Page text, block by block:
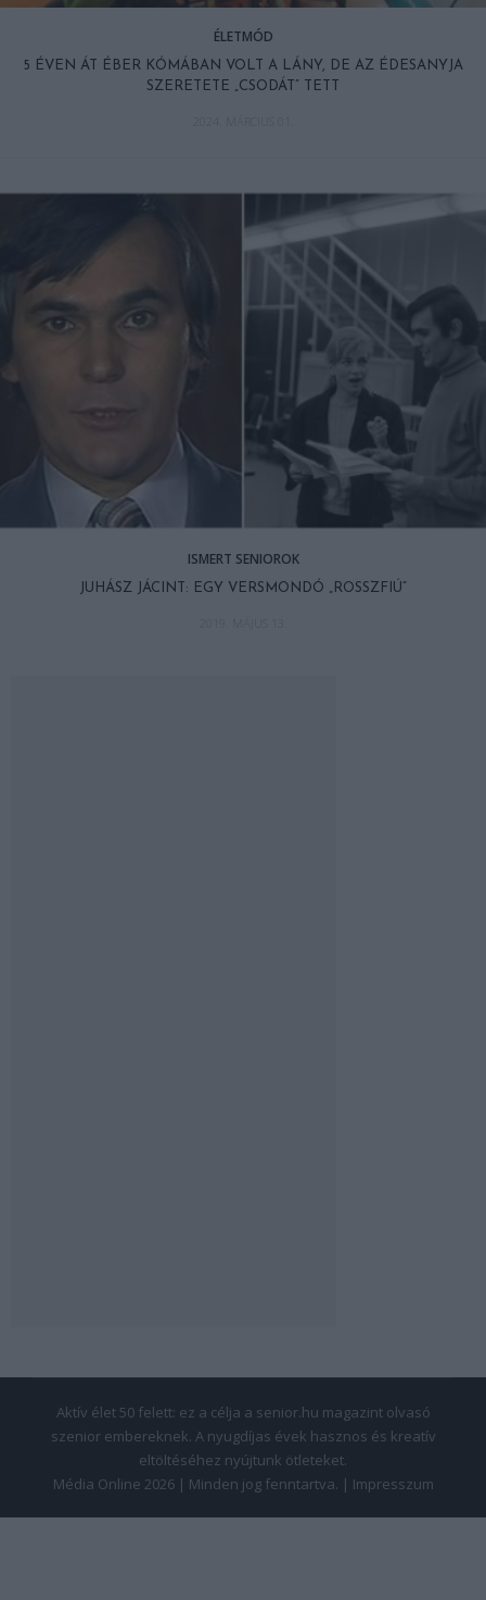
ÉLETMÓD
5 ÉVEN ÁT ÉBER KÓMÁBAN VOLT A LÁNY, DE AZ ÉDESANYJA
SZERETETE „CSODÁT” TETT
ISMERT SENIOROK
JUHÁSZ JÁCINT: EGY VERSMONDÓ „ROSSZFIÚ”
Aktív élet 50 felett: ez a célja a senior.hu magazint olvasó
szenior embereknek. A nyugdíjas évek hasznos és kreatív
eltöltéséhez nyújtunk ötleteket.
Média Online 2026 | Minden jog fenntartva. | Impresszum